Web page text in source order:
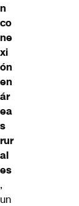
n
co
ne
xi
ón
en
ár
ea
s
rur
al
es
,
un